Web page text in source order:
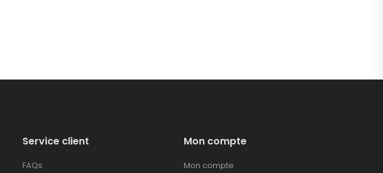
Service client
FAQs
Mon compte
Mon compte